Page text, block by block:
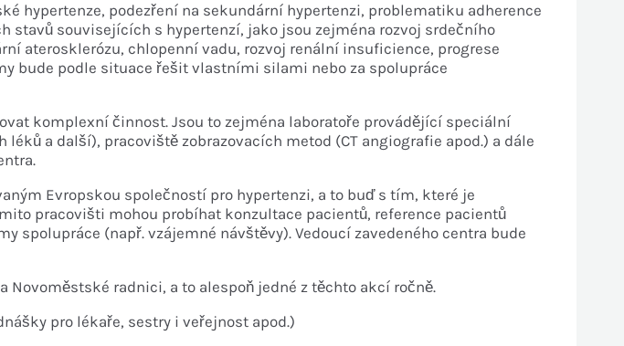
hypertenze, podezření na sekundární hypertenzi, problematiku adherence
stavů souvisejících s hypertenzí, jako jsou zejména rozvoj srdečního
aterosklerózu, chlopenní vadu, rozvoj renální insuficience, progrese
bude podle situace řešit vlastními silami nebo za spolupráce
komplexní činnost. Jsou to zejména laboratoře provádějící speciální
a další), pracoviště zobrazovacích metod (CT angiografie apod.) a dále
Evropskou společností pro hypertenzi, a to buď s tím, které je
pracovišti mohou probíhat konzultace pacientů, reference pacientů
(např. vzájemné návštěvy). Vedoucí zavedeného centra bude
radnici, a to alespoň jedné z těchto akcí ročně.
pro lékaře, sestry i veřejnost apod.)